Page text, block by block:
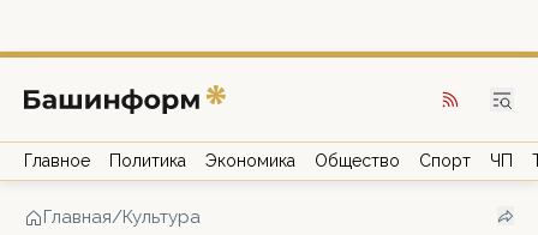
Главное Политика Экономика Общество Спорт ЧП
Главная/Культура